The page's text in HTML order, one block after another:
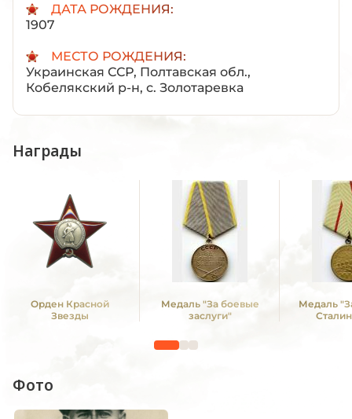
ДАТА РОЖДЕНИЯ:
1907
МЕСТО РОЖДЕНИЯ:
Украинская ССР, Полтавская обл.,
Кобелякский р-н, с. Золотаревка
Награды
Орден Красной
Звезды
Медаль "За боевые
заслуги"
Медаль
Фото